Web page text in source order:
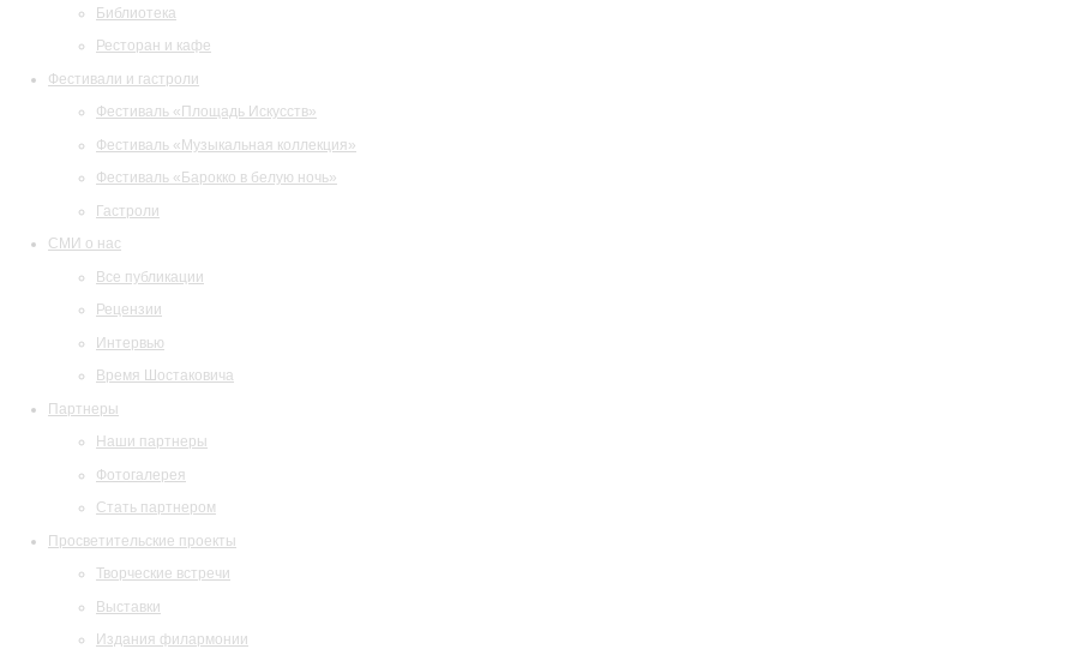
Библиотека
Ресторан и кафе
Фестивали и гастроли
Фестиваль «Площадь Искусств»
Фестиваль «Музыкальная коллекция»
Фестиваль «Барокко в белую ночь»
Гастроли
СМИ о нас
Все публикации
Рецензии
Интервью
Время Шостаковича
Партнеры
Наши партнеры
Фотогалерея
Стать партнером
Просветительские проекты
Творческие встречи
Выставки
Издания филармонии